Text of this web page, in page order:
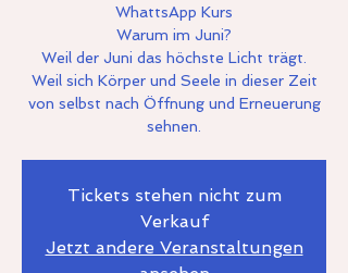
WhattsApp Kurs
Warum im Juni?
Weil der Juni das höchste Licht trägt.
Weil sich Körper und Seele in dieser Zeit
von selbst nach Öffnung und Erneuerung
Tickets stehen nicht zum
Verkauf
Jetzt andere Veranstaltungen